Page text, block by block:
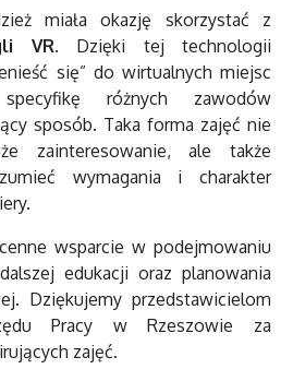
miała okazję skorzystać z
VR. Dzięki tej technologii
się” do wirtualnych miejsc
różnych zawodów
sposób. Taka forma zajęć nie
zainteresowanie, ale także
wymagania i charakter
wsparcie w podejmowaniu
edukacji oraz planowania
Dziękujemy przedstawicielom
Pracy w Rzeszowie za
zajęć.